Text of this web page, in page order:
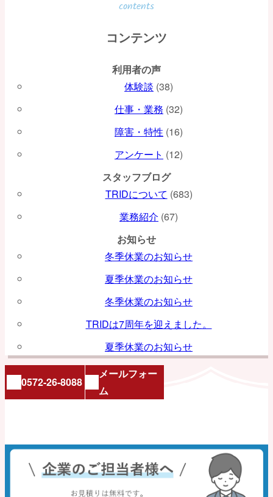
ョ
ン
contents
コンテンツ
利用者の声
体験談 (38)
仕事・業務 (32)
障害・特性 (16)
アンケート (12)
スタッフブログ
TRIDについて (683)
業務紹介 (67)
お知らせ
冬季休業のお知らせ
夏季休業のお知らせ
冬季休業のお知らせ
TRIDは7周年を迎えました。
夏季休業のお知らせ
0572-26-8088
メールフォー
ム